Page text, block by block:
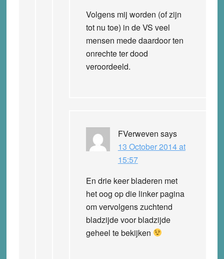
Volgens mij worden (of zijn
tot nu toe) in de VS veel
mensen mede daardoor ten
onrechte ter dood
veroordeeld.
FVerweven says
13 October 2014 at
15:57
En drie keer bladeren met
het oog op die linker pagina
om vervolgens zuchtend
bladzijde voor bladzijde
geheel te bekijken